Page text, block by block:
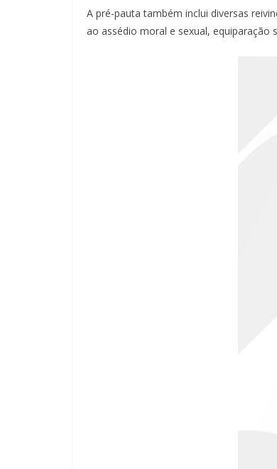
A pré-pauta também inclui diversas
ao assédio moral e sexual, equiparação